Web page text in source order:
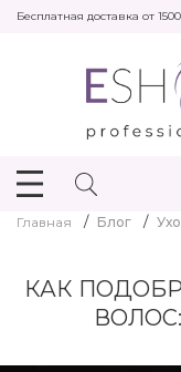
Бесплатная доставка от
Главная Блог
КАК
ВОЛОС: